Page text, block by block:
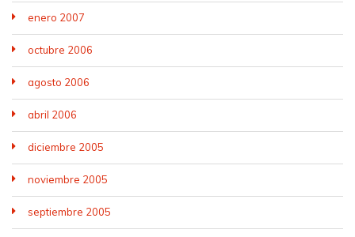
enero 2007
octubre 2006
agosto 2006
abril 2006
diciembre 2005
noviembre 2005
septiembre 2005